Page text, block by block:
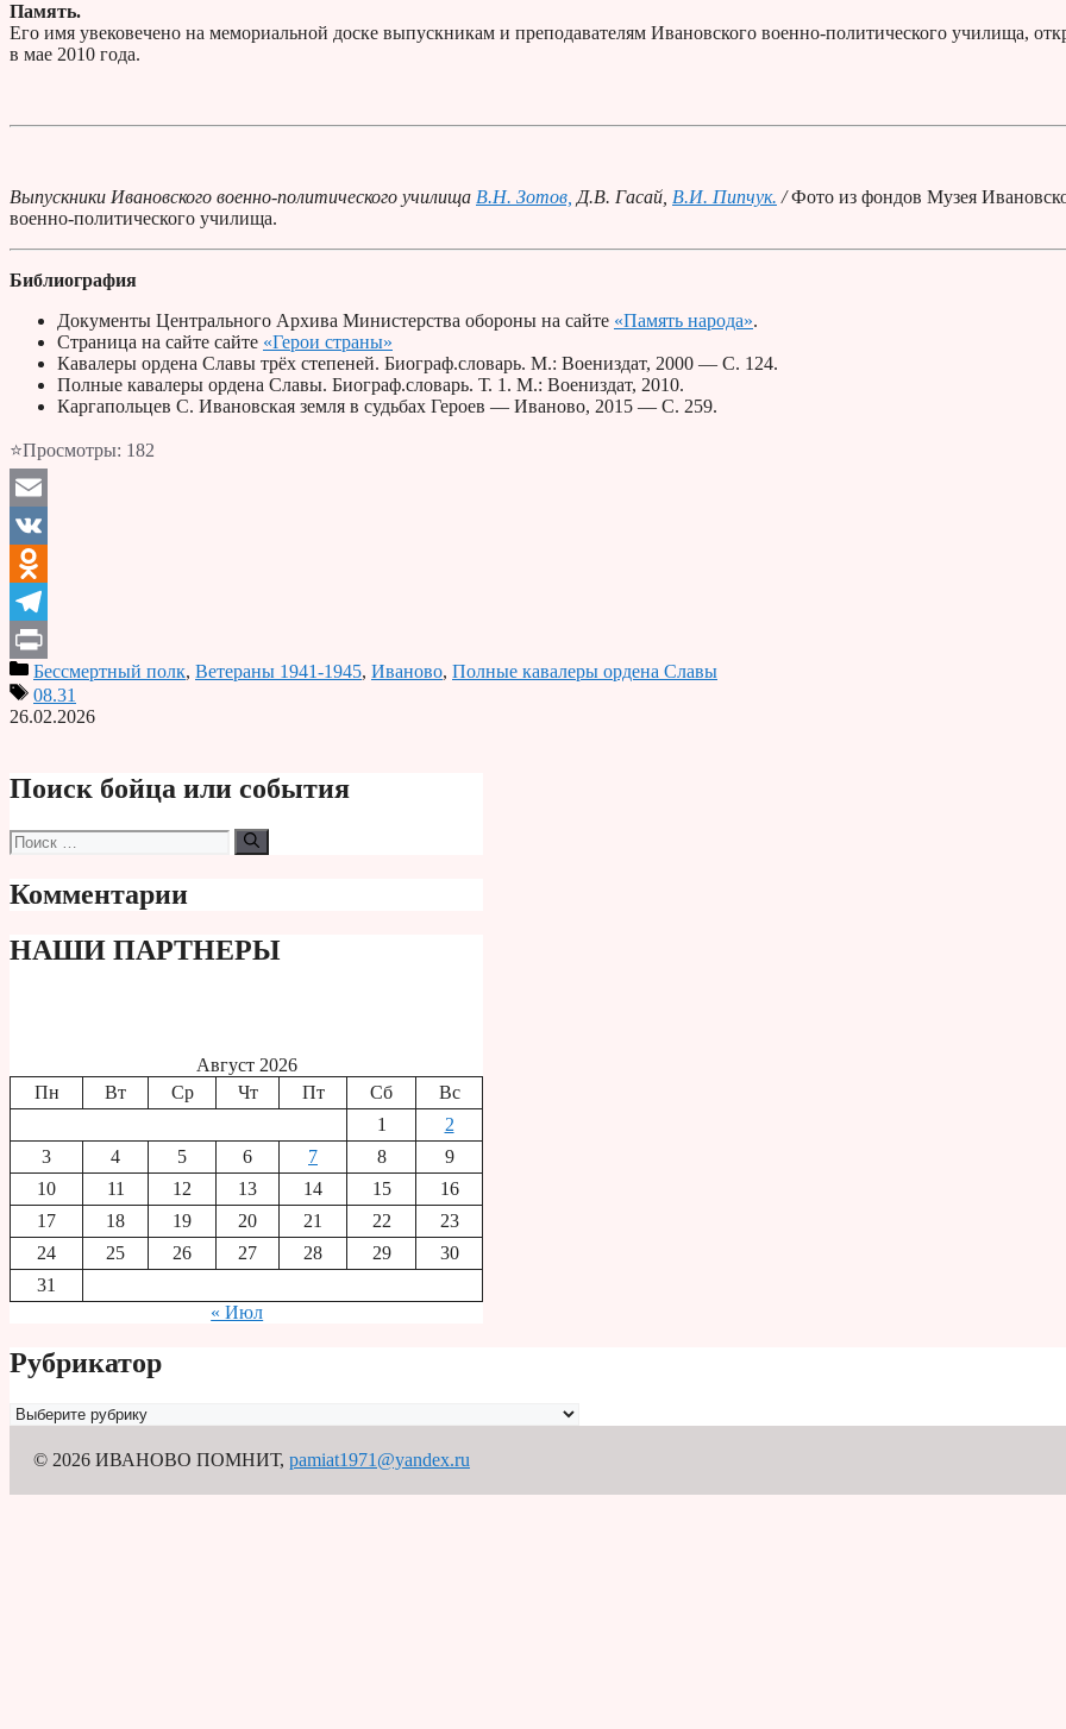
Память.
Его имя увековечено на мемориальной доске выпускникам и преподавателям Ивановского военно-политического училища,
в мае 2010 года.
Выпускники Ивановского военно-политического училища В.Н. Зотов, Д.В. Гасай, В.И. Пипчук. /Фото из фондов Музея
военно-политического училища.
Библиография
Документы Центрального Архива Министерства обороны на сайте «Память народа».
Страница на сайте сайте «Герои страны»
Кавалеры ордена Славы трёх степеней. Биограф.словарь. М.: Воениздат, 2000 — С. 124.
Полные кавалеры ордена Славы. Биограф.словарь. Т. 1. М.: Воениздат, 2010.
Каргапольцев С. Ивановская земля в судьбах Героев — Иваново, 2015 — С. 259.
⭐Просмотры: 182
Email
VK
Odnoklassniki
Telegram
PrintБессмертный полк, Ветераны 1941-1945, Иваново, Полные кавалеры ордена Славы
08.31
26.02.2026
Поиск бойца или события
Поиск:
Комментарии
НАШИ ПАРТНЕРЫ
Август 2026
Пн
Вт Ср Чт Пт Сб
Вс
1
2
3
4 5 6 7 8
9
10
11 12 13 14 15
16
17
18 19 20 21 22
23
24
25 26 27 28 29
30
31
« Июл
Рубрикатор
Рубрикатор
© 2026 ИВАНОВО ПОМНИТ, pamiat1971@yandex.ru